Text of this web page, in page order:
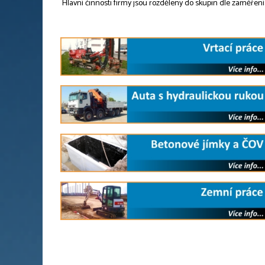
Hlavní činnosti firmy jsou rozděleny do skupin dle zaměření: